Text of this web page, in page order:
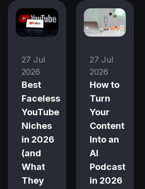
27 Jul
2026
Best
Faceless
YouTube
Niches
in 2026
(and
What
They
27 Jul
2026
How to
Turn
Your
Content
Into an
AI
Podcast
in 2026